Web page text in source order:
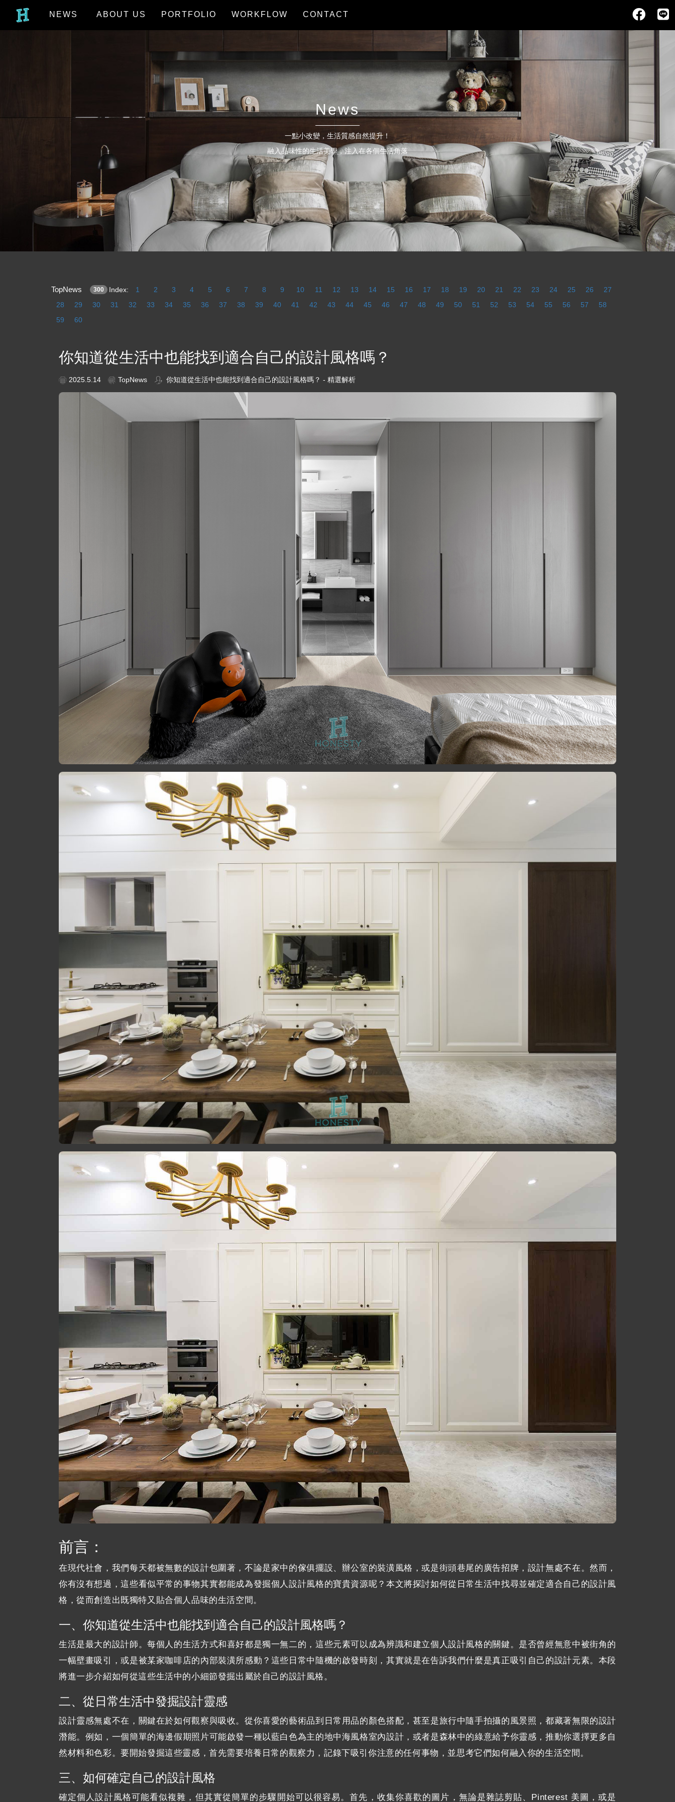
NEWS ABOUT US PORTFOLIO WORKFLOW CONTACT
News
一點小改變，生活質感自然提升！
融入品味性的生活美學，注入在各個生活角落
TopNews 300 Index: 1 2 3 4 5 6 7 8 9 10 11 12 13 14 15 16 17 18 19 20 21 22 23 24 25 26
27
28
29 30 31 32 33 34 35 36 37 38 39 40 41 42 43 44 45 46 47 48 49 50 51 52 53 54 55 56 57
58
59
60
你知道從生活中也能找到適合自己的設計風格嗎？
2025.5.14 TopNews 你知道從生活中也能找到適合自己的設計風格嗎？ - 精選解析
前言：
在現代社會，我們每天都被無數的設計包圍著，不論是家中的傢俱擺設、辦公室的裝潢風格，或是街頭巷尾的廣告招牌，設計無處不在。然而，
你有沒有想過，這些看似平常的事物其實都能成為發掘個人設計風格的寶貴資源呢？本文將探討如何從日常生活中找尋並確定適合自己的設計風
格，從而創造出既獨特又貼合個人品味的生活空間。
一、你知道從生活中也能找到適合自己的設計風格嗎？
生活是最大的設計師。每個人的生活方式和喜好都是獨一無二的，這些元素可以成為辨識和建立個人設計風格的關鍵。是否曾經無意中被街角的
一幅壁畫吸引，或是被某家咖啡店的內部裝潢所感動？這些日常中隨機的啟發時刻，其實就是在告訴我們什麼是真正吸引自己的設計元素。本段
將進一步介紹如何從這些生活中的小細節發掘出屬於自己的設計風格。
二、從日常生活中發掘設計靈感
設計靈感無處不在，關鍵在於如何觀察與吸收。從你喜愛的藝術品到日常用品的顏色搭配，甚至是旅行中隨手拍攝的風景照，都藏著無限的設計
潛能。例如，一個簡單的海邊假期照片可能啟發一種以藍白色為主的地中海風格室內設計，或者是森林中的綠意給予你靈感，推動你選擇更多自
然材料和色彩。要開始發掘這些靈感，首先需要培養日常的觀察力，記錄下吸引你注意的任何事物，並思考它們如何融入你的生活空間。
三、如何確定自己的設計風格
確定個人設計風格可能看似複雜，但其實從簡單的步驟開始可以很容易。首先，收集你喜歡的圖片，無論是雜誌剪貼、Pinterest 美圖，或是